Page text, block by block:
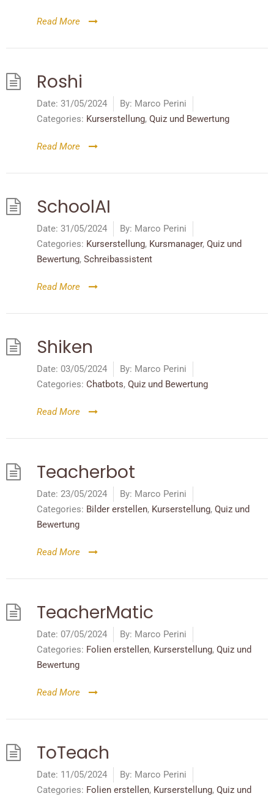
Read More
Roshi
Date: 31/05/2024 By: Marco Perini
Categories: Kurserstellung, Quiz und Bewertung
Read More
SchoolAI
Date: 31/05/2024 By: Marco Perini
Categories: Kurserstellung, Kursmanager, Quiz und
Bewertung, Schreibassistent
Read More
Shiken
Date: 03/05/2024 By: Marco Perini
Categories: Chatbots, Quiz und Bewertung
Read More
Teacherbot
Date: 23/05/2024 By: Marco Perini
Categories: Bilder erstellen, Kurserstellung, Quiz und
Bewertung
Read More
TeacherMatic
Date: 07/05/2024 By: Marco Perini
Categories: Folien erstellen, Kurserstellung, Quiz und
Bewertung
Read More
ToTeach
Date: 11/05/2024 By: Marco Perini
Categories: Folien erstellen, Kurserstellung, Quiz und